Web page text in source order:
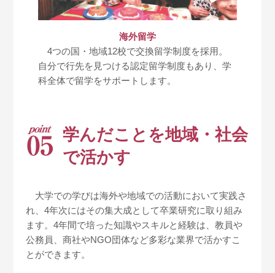
海外留学
4つの国・地域12校で交換留学制度を採用。
自分で行先を見つける認定留学制度もあり、学
科全体で留学をサポートします。
学んだことを地域・社会
で活かす
大学での学びは海外や地域での活動において実践さ
れ、4年次にはその集大成として卒業研究に取り組み
ます。4年間で培った知識やスキルと経験は、教員や
公務員、商社やNGO団体など多彩な業界で活かすこ
とができます。